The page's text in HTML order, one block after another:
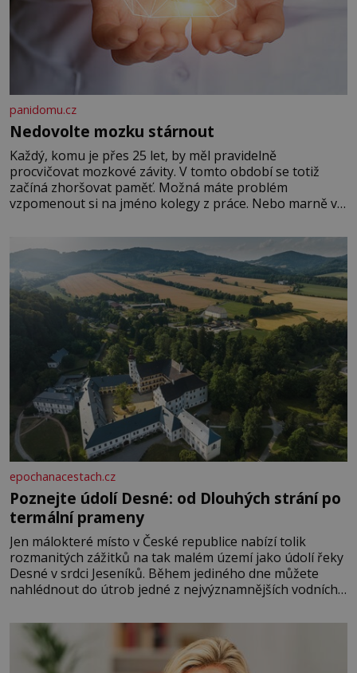
panidomu.cz
Nedovolte mozku stárnout
Každý, komu je přes 25 let, by měl pravidelně
procvičovat mozkové závity. V tomto období se totiž
začíná zhoršovat paměť. Možná máte problém
vzpomenout si na jméno kolegy z práce. Nebo marně v
Je to opravdu tak, s věkem jako kdyby se paměť
rozhodla stávkovat. Cvičte
epochanacestach.cz
Poznejte údolí Desné: od Dlouhých strání po
termální prameny
Jen málokteré místo v České republice nabízí tolik
rozmanitých zážitků na tak malém území jako údolí řeky
Desné v srdci Jeseníků. Během jediného dne můžete
nahlédnout do útrob jedné z nejvýznamnějších vodních
se na koloběžce a den zakončit poznáváním památek ve
Velkých Losinách nebo v termálním